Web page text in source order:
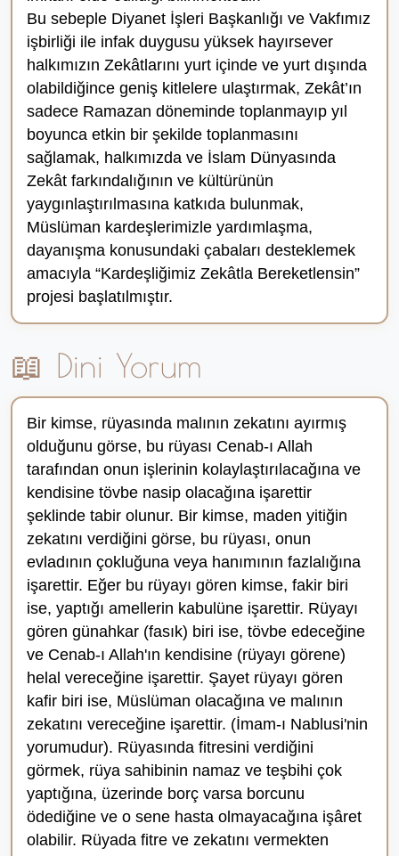
Bu sebeple Diyanet İşleri Başkanlığı ve Vakfımız
işbirliği ile infak duygusu yüksek hayırsever
halkımızın Zekâtlarını yurt içinde ve yurt dışında
olabildiğince geniş kitlelere ulaştırmak, Zekât’ın
sadece Ramazan döneminde toplanmayıp yıl
boyunca etkin bir şekilde toplanmasını
sağlamak, halkımızda ve İslam Dünyasında
Zekât farkındalığının ve kültürünün
yaygınlaştırılmasına katkıda bulunmak,
Müslüman kardeşlerimizle yardımlaşma,
dayanışma konusundaki çabaları desteklemek
amacıyla “Kardeşliğimiz Zekâtla Bereketlensin”
projesi başlatılmıştır.
📖 Dini Yorum
Bir kimse, rüyasında malının zekatını ayırmış
olduğunu görse, bu rüyası Cenab-ı Allah
tarafından onun işlerinin kolaylaştırılacağına ve
kendisine tövbe nasip olacağına işarettir
şeklinde tabir olunur. Bir kimse, maden yitiğin
zekatını verdiğini görse, bu rüyası, onun
evladının çokluğuna veya hanımının fazlalığına
işarettir. Eğer bu rüyayı gören kimse, fakir biri
ise, yaptığı amellerin kabulüne işarettir. Rüyayı
gören günahkar (fasık) biri ise, tövbe edeceğine
ve Cenab-ı Allah'ın kendisine (rüyayı görene)
helal vereceğine işarettir. Şayet rüyayı gö­ren
kafir biri ise, Müslüman olacağına ve malının
zekatını vereceğine işarettir. (İmam-ı Nablusi'nin
yorumudur). Rüyasında fitresini verdiğini
görmek, rüya sahibinin namaz ve teşbihi çok
yaptığına, üzerinde borç varsa borcunu
ödediğine ve o sene hasta olmayacağına işâret
olabilir. Rüyada fitre ve zekatını vermekten